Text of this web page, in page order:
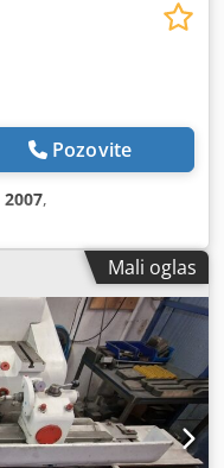
Pozovite
2007,
Mali oglas